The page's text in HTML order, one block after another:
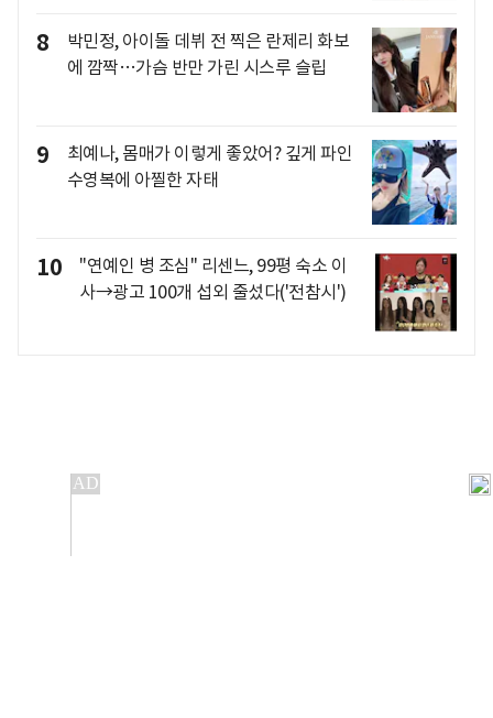
8
박민정, 아이돌 데뷔 전 찍은 란제리 화보
에 깜짝…가슴 반만 가린 시스루 슬립
9
최예나, 몸매가 이렇게 좋았어? 깊게 파인
수영복에 아찔한 자태
10
"연예인 병 조심" 리센느, 99평 숙소 이
사→광고 100개 섭외 줄섰다('전참시')